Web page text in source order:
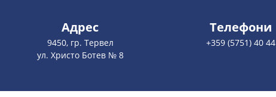
Адрес
9450, гр. Тервел
ул. Христо Ботев № 8
Телефони
+359 (5751) 40 44